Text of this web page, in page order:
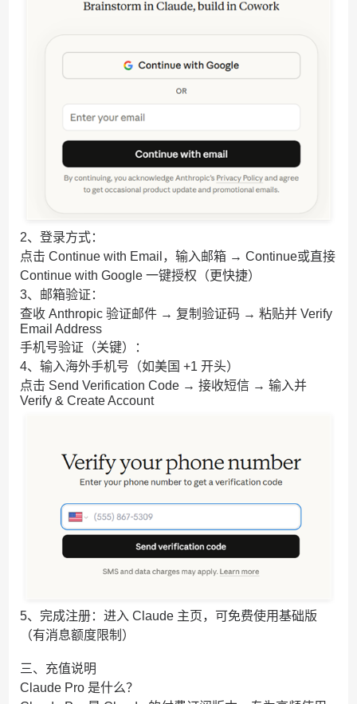
2、登录方式：
点击 Continue with Email，输入邮箱 → Continue或直接
Continue with Google 一键授权（更快捷）
3、邮箱验证：
查收 Anthropic 验证邮件 → 复制验证码 → 粘贴并 Verify
Email Address
手机号验证（关键）：
4、输入海外手机号（如美国 +1 开头）
点击 Send Verification Code → 接收短信 → 输入并
Verify & Create Account
5、完成注册：进入 Claude 主页，可免费使用基础版
（有消息额度限制）
三、充值说明
Claude Pro 是什么？